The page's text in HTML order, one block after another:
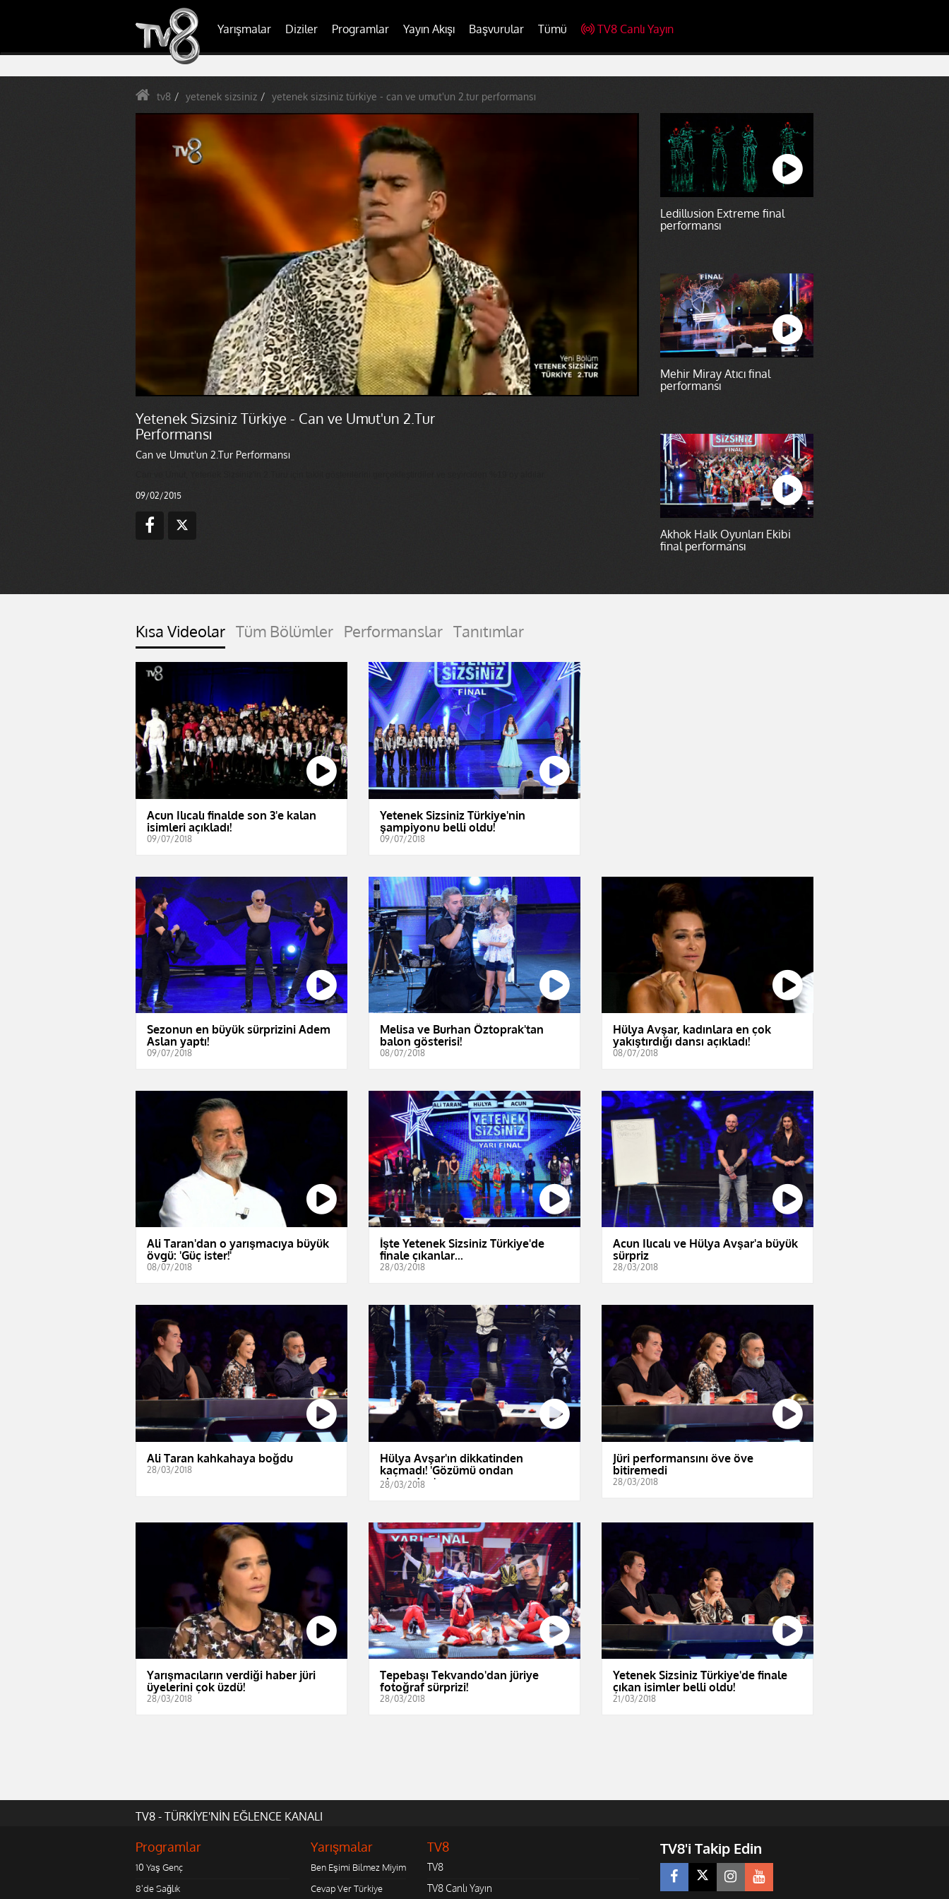
Yarışmalar Diziler Programlar Yayın Akışı Başvurular Tümü TV8 Canlı Yayın
tv8 yetenek sizsiniz yetenek sizsiniz türkiye - can ve umut'un 2.tur performansı
Yetenek Sizsiniz Türkiye - Can ve Umut'un 2.Tur
Performansı
Can ve Umut'un 2.Tur Performansı
09/02/2015
Ledillusion Extreme final
performansı
Mehir Miray Atıcı final
performansı
Akhok Halk Oyunları Ekibi
final performansı
Kısa Videolar Tüm Bölümler Performanslar Tanıtımlar
Acun Ilıcalı finalde son 3'e kalan
isimleri açıkladı!
09/07/2018
Yetenek Sizsiniz Türkiye'nin
şampiyonu belli oldu!
09/07/2018
Sezonun en büyük sürprizini Adem
Aslan yaptı!
09/07/2018
Melisa ve Burhan Öztoprak'tan
balon gösterisi!
08/07/2018
Hülya Avşar, kadınlara en çok
yakıştırdığı dansı açıkladı!
08/07/2018
Ali Taran'dan o yarışmacıya büyük
övgü: 'Güç ister!'
08/07/2018
İşte Yetenek Sizsiniz Türkiye'de
finale çıkanlar...
28/03/2018
Acun Ilıcalı ve Hülya Avşar'a büyük
sürpriz
28/03/2018
Ali Taran kahkahaya boğdu
28/03/2018
Hülya Avşar'ın dikkatinden
kaçmadı! 'Gözümü ondan
alamadım'
28/03/2018
Jüri performansını öve öve
bitiremedi
28/03/2018
Yarışmacıların verdiği haber jüri
üyelerini çok üzdü!
28/03/2018
Tepebaşı Tekvando'dan jüriye
fotoğraf sürprizi!
28/03/2018
Yetenek Sizsiniz Türkiye'de finale
çıkan isimler belli oldu!
21/03/2018
TV8 - TÜRKİYE'NİN EĞLENCE KANALI
Programlar
10 Yaş Genç
8'de Sağlık
Yarışmalar
Ben Eşimi Bilmez Miyim
Cevap Ver Türkiye
TV8
TV8
TV8 Canlı Yayın
TV8'i Takip Edin